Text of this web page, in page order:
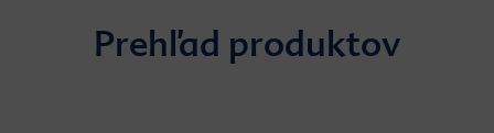
Prehľad produktov